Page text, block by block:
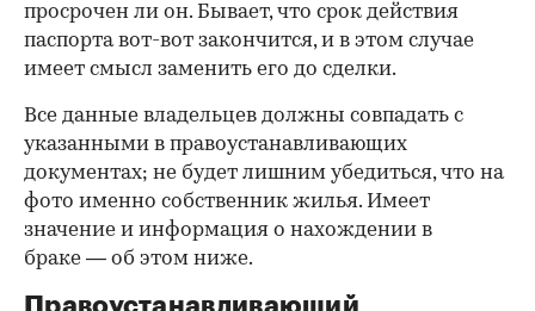
просрочен ли он. Бывает, что срок действия
паспорта вот-вот закончится, и в этом случае
имеет смысл заменить его до сделки.
Все данные владельцев должны совпадать с
указанными в правоустанавливающих
документах; не будет лишним убедиться, что на
фото именно собственник жилья. Имеет
значение и информация о нахождении в
браке — об этом ниже.
Правоустанавливающий